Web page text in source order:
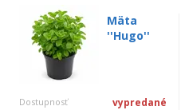
Mäta
''Hugo''
Dostupnosť vypredané